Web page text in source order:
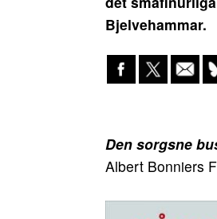
Bjelvehammar.
Den sorgsne
Albert Bonniers